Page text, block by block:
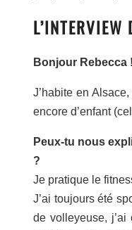
L’INTERVIEW
Bonjour Rebecca
J’habite en
encore d’enfant
Peux-tu nous
?
Je pratique le
J’ai toujours été
de volleyeuse,